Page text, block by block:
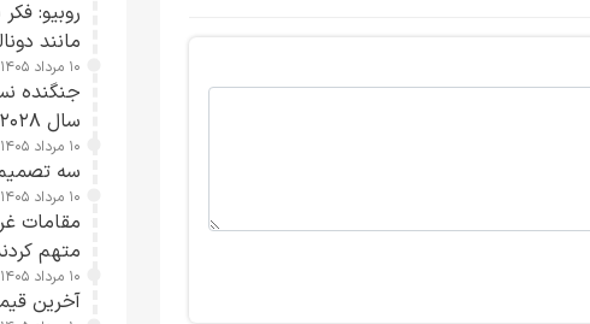
روبیو:
مانند
اقدام
۱۰ مرداد ۱۴۰۵ / ۱۹:۲۹
سال ۲۰۲۸ انجام می‌شود
۱۰ مرداد ۱۴۰۵ / ۱۹:۱۱
سه تصمیم
۱۰ مرداد ۱۴۰۵ / ۱۸:۱۵
مقامات
متهم
۱۰ مرداد ۱۴۰۵ / ۱۵:۲۴
آخرین قیمت